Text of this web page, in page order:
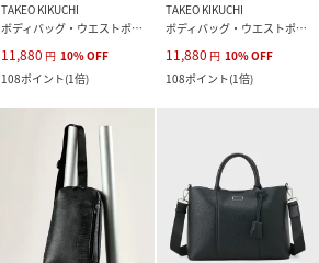
TAKEO KIKUCHI
ボディバッグ・ウエストポーチ
11,880 円 10%OFF
108ポイント(1倍)
TAKEO KIKUCHI
ボディバッグ・ウエストポーチ
11,880 円 10%OFF
108ポイント(1倍)